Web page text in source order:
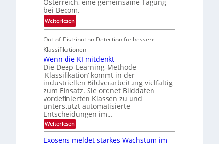
e
i
t
e
n
V
I
S
I
O
N
T
e
c
h
T
a
l
k
T
o
u
r
a
u
d
e
r
V
I
S
Österreich, eine gemeinsame Tagung
bei Becom.
Weiterlesen:
T
a
g
u
n
g
z
u
E
l
e
k
t
Out-of-Distribution Detection für bessere
Klassifikationen
Wenn die KI mitdenkt
Die Deep-Learning-Methode
‚Klassifikation‘ kommt in der
industriellen Bildverarbeitung vielfältig
zum Einsatz. Sie ordnet Bilddaten
vordefinierten Klassen zu und
unterstützt automatisierte
Entscheidungen im…
Weiterlesen:
W
Exosens meldet starkes Wachstum im